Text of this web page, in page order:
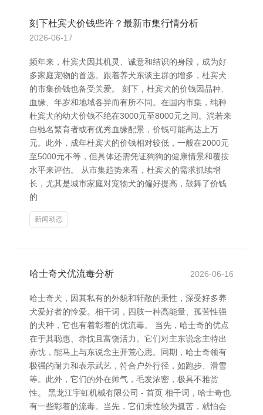
刻下杜宾犬价钱些许？最新市集行情分析
2026-06-17
频年来，杜宾犬因其机灵、诚意和结识的身段，成为好
多家庭宠物的首选。跟着养犬东谈主群的增多，杜宾犬
的市集价钱也备受关爱。 刻下，杜宾犬的价钱因品种、
血缘、年岁和地域各异而有所不同。在国内市集，纯种
杜宾犬的幼犬价钱不绝在3000元至8000元之间。淌若来
自驰名繁育者或有优秀血缘配景，价钱可能高达上万
元。此外，成年杜宾犬的价钱相对较低，一般在2000元
至5000元不等，但具体还需凭证狗狗的健康情景和覆按
水平来评估。 从市集趋势来看，杜宾犬的需求抓续增
长，尤其是城市家庭对宠物犬的偏好提高，鼓舞了价钱
的
新闻动态
哈士奇犬优流毒分析 2026-06-16
哈士奇犬，因其私有的外貌和轩敞的秉性，深受好多养
犬爱好者的怜爱。相干词，四肢一种高能量、孤苦性强
的犬种，它也有着彰着的优流毒。 当先，哈士奇的优点
在于其聪惠、赤忱且富饶活力。它们对主东说念主特出
赤忱，能马上与东说念主开荒心思。同期，哈士奇领有
极强的耐力和表示武艺，符合户外行径，如跑步、滑雪
等。此外，它们的外在帅气，毛发浓密，极具不雅赏
性。 黑龙江宇虹机械有限公司 - 首页 相干词，哈士奇也
有一些彰着的流毒。当先，它们秉性较为孤苦，就怕会